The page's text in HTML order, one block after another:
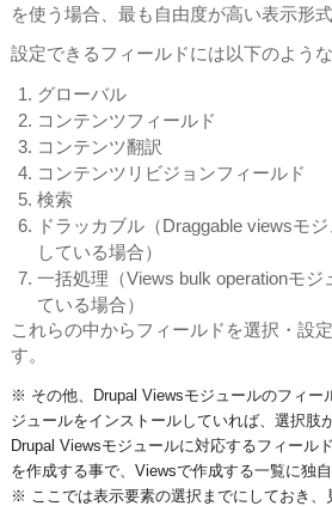
を使う場合、最も自由度が高い表示形式
設定できるフィールドには以下のよう
グローバル
コンテンツフィールド
コンテンツ翻訳
コンテンツリビジョンフィールド
検索
ドラッカブル（Draggable viewsモ
している場合）
一括処理（Views bulk operationモジ
ている場合）
これらの中からフィールドを選択・設
す。
※ その他、Drupal Viewsモジュールのフィー
ジュールをインストールしていれば、選択肢
Drupal Viewsモジュールに対応するフィール
を作成する事で、Viewsで作成する一覧に独
※ ここでは表示要素の選択までにしておき、